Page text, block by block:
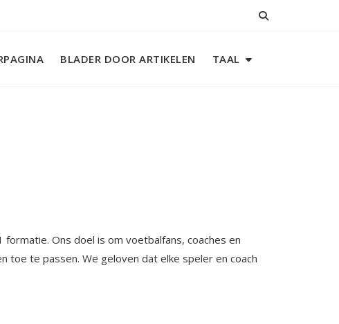
BLADER DOOR ARTIKELEN TAAL
Ons doel is om voetbalfans, coaches en
te passen. We geloven dat elke speler en coach